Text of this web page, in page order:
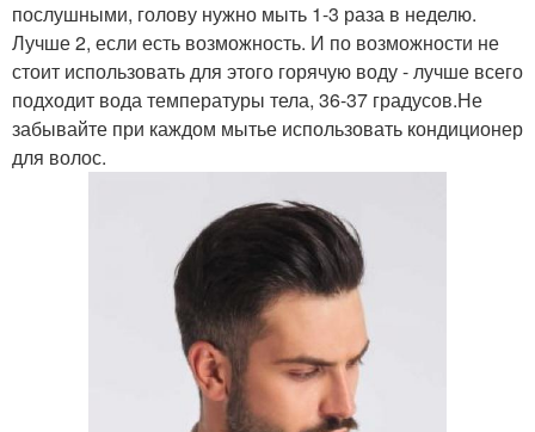
послушными, голову нужно мыть 1-3 раза в неделю.
Лучше 2, если есть возможность. И по возможности не
стоит использовать для этого горячую воду - лучше всего
подходит вода температуры тела, 36-37 градусов.Не
забывайте при каждом мытье использовать кондиционер
для волос.